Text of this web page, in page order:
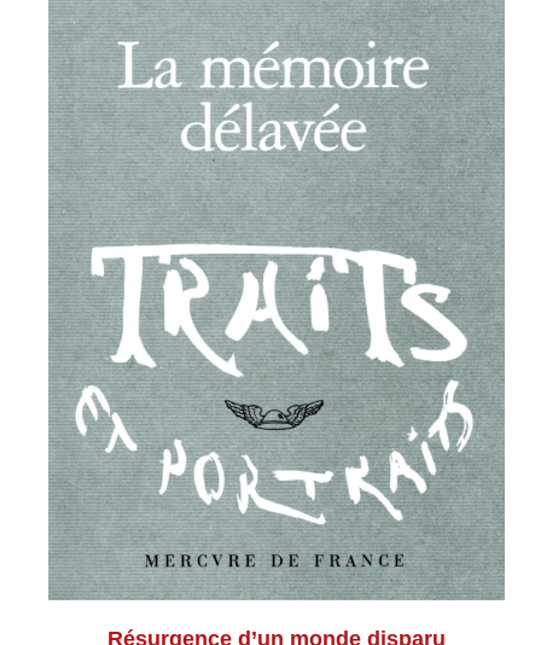
Résurgence d’un monde disparu